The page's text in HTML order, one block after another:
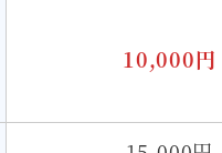
10,000円